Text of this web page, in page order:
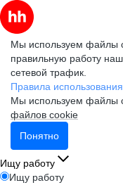
Мы используем файлы
правильную работу
сетевой трафик.
Правила
Мы используем файлы
файлов cookie
Понятно
Ищу работу
Ищу работу